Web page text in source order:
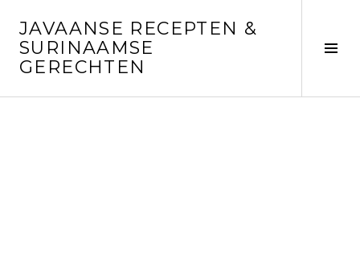
content
JAVAANSE RECEPTEN &
SURINAAMSE
GERECHTEN